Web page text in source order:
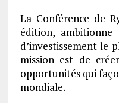
La Conférence de
édition,
d’investissement le
mission est de
opportunités qui
mondiale.